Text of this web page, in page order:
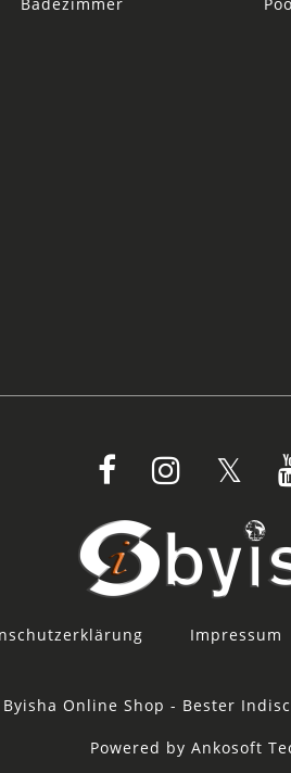
Impressum
Online Shop - Bester
Powered by Ankosoft